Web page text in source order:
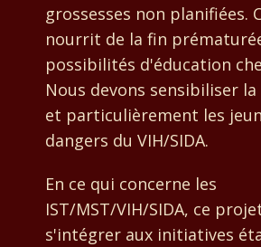
grossesses non planifiées.
nourrit de la fin
possibilités d'éducation
Nous devons sensibiliser
et particulièrement les
dangers du VIH/SIDA.
En ce qui concerne les
IST/MST/VIH/SIDA, ce
s'intégrer aux initiatives